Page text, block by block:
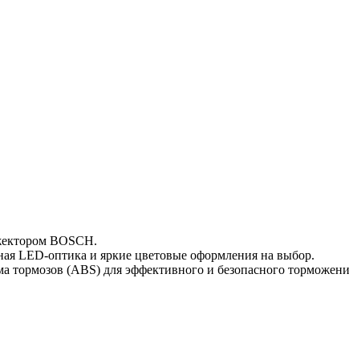
BOSCH.
LED-оптика и яркие цветовые оформления на выбор.
(ABS) для эффективного и безопасного